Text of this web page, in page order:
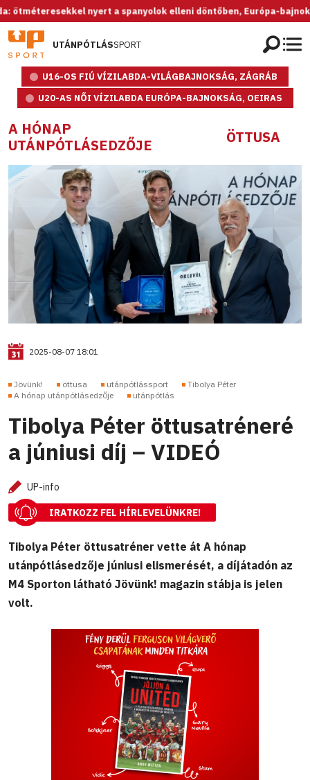
nyert a spanyolok elleni döntőben, Európa-bajnok az U20-
UTÁNPÓTLÁSSPORT
U16-OS FIÚ VÍZILABDA-VILÁGBAJNOKSÁG, ZÁGRÁB
U20-AS NŐI VÍZILABDA EURÓPA-BAJNOKSÁG, OEIRAS
A HÓNAP
UTÁNPÓTLÁSEDZŐJE
ÖTTUSA
2025-08-07 18:01
Jövünk! öttusa utánpótlássport
Tibolya Péter
A hónap utánpótlásedzője
utánpótlás
Tibolya Péter öttusatréneré
a júniusi díj – VIDEÓ
UP-info
IRATKOZZ FEL HÍRLEVELÜNKRE!
Tibolya Péter öttusatréner vette át A hónap
utánpótlásedzője júniusi elismerését, a díjátadón az
M4 Sporton látható Jövünk! magazin stábja is jelen
volt.